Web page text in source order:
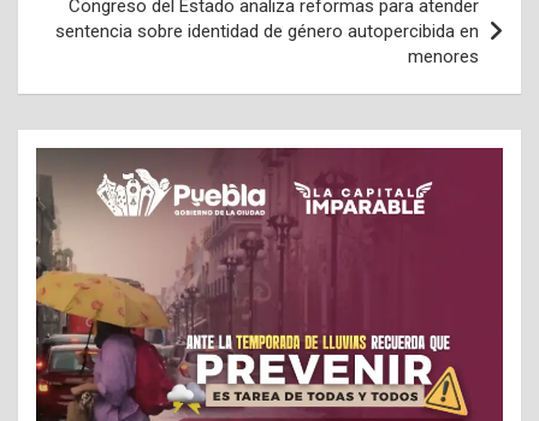
Congreso del Estado analiza reformas para atender
sentencia sobre identidad de género autopercibida en
menores